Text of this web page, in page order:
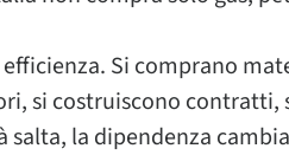
Si comprano
si costruiscono contratti,
la dipendenza